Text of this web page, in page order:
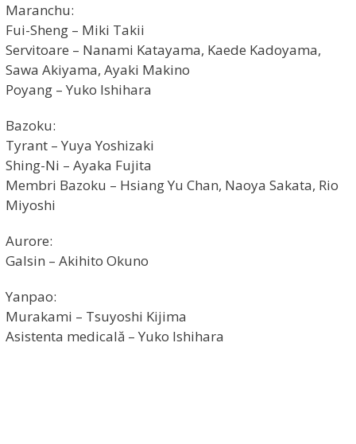
Maranchu:
Fui-Sheng – Miki Takii
Servitoare – Nanami Katayama, Kaede Kadoyama,
Sawa Akiyama, Ayaki Makino
Poyang – Yuko Ishihara
Bazoku:
Tyrant – Yuya Yoshizaki
Shing-Ni – Ayaka Fujita
Membri Bazoku – Hsiang Yu Chan, Naoya Sakata, Rio
Miyoshi
Aurore:
Galsin – Akihito Okuno
Yanpao:
Murakami – Tsuyoshi Kijima
Asistenta medicală – Yuko Ishihara